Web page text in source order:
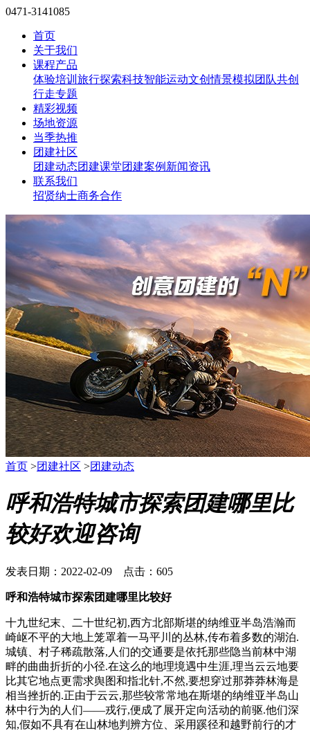
0471-3141085
首页
关于我们
课程产品
体验培训 旅行探索科技智能运动文创情景模拟团队共创
行走专题
精彩视频
场地资源
当季热推
团建社区
团建动态团建课堂团建案例 新闻资讯
联系我们
招贤纳士商务合作
首页 >团建社区 >团建动态
呼和浩特城市探索团建哪里比
较好欢迎咨询
发表日期：2022-02-09 点击：605
呼和浩特城市探索团建哪里比较好
十九世纪末、二十世纪初,西方北部斯堪的纳维亚半岛浩瀚而
崎岖不平的大地上笼罩着一马平川的丛林,传布着多数的湖泊.
城镇、村子稀疏散落,人们的交通要是依托那些隐当前林中湖
畔的曲曲折折的小径.在这么的地理境遇中生涯,理当云云地要
比其它地点更需求舆图和指北针,不然,要想穿过那莽莽林海是
相当挫折的.正由于云云,那些较常常地在斯堪的纳维亚半岛山
林中行为的人们——戎行,便成了展开定向活动的前驱.他们深
知,假如不具有在山林地判辨方位、采用蹊径和越野前行的才